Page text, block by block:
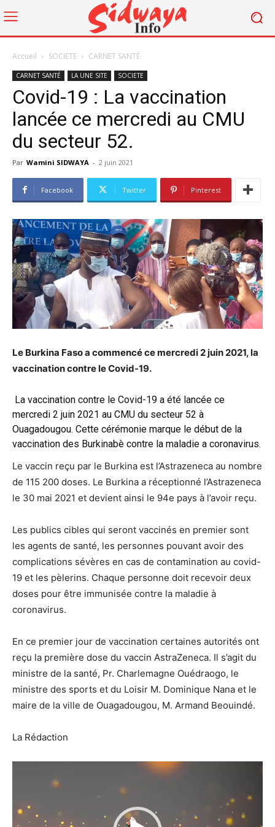
Accueil SOCIETE CARNET SANTÉ
CARNET SANTÉ LA UNE SITE SOCIETE
Covid-19 : La vaccination
lancée ce mercredi au CMU
du secteur 52.
Par Wamini SIDWAYA - 2 juin 2021
Facebook Twitter Pinterest
Le Burkina Faso a commencé ce mercredi 2 juin 2021, la
vaccination contre le Covid-19.
La vaccination contre le Covid-19 a été lancée ce
mercredi 2 juin 2021 au CMU du secteur 52 à
Ouagadougou. Cette cérémonie marque le début de la
vaccination des Burkinabè contre la maladie a coronavirus.
Le vaccin reçu par le Burkina est l’Astrazeneca au nombre
de 115 200 doses. Le Burkina a réceptionné l’Astrazeneca
le 30 mai 2021 et devient ainsi le 94e pays à l’avoir reçu.
Les publics cibles qui seront vaccinés en premier sont
les agents de santé, les personnes pouvant avoir des
complications sévères en cas de contamination au covid-
19 et les pèlerins. Chaque personne doit recevoir deux
doses pour être immunisée contre la maladie à
coronavirus.
En ce premier jour de vaccination certaines autorités ont
reçu la première dose du vaccin AstraZeneca. Il s’agit du
ministre de la santé, Pr. Charlemagne Ouédraogo, le
ministre des sports et du Loisir M. Dominique Nana et le
maire de la ville de Ouagadougou, M. Armand Beouindé.
La Rédaction
Lecteur